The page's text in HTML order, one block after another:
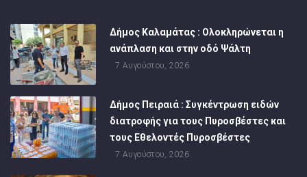
Δήμος Καλαμάτας : Ολοκληρώνεται η
ανάπλαση και στην οδό Ψάλτη
7 Αυγούστου, 2026
Δήμος Πειραιά : Συγκέντρωση ειδών
διατροφής για τους Πυροσβέστες και
τους Εθελοντές Πυροσβέστες
7 Αυγούστου, 2026